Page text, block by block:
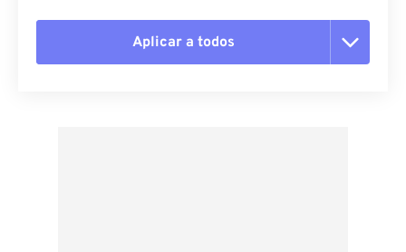
Aplicar a todos